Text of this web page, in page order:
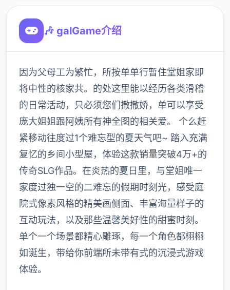
🎶 galGame介绍
因为父母工为繁忙，所按单单行暂住堂姐家即
将中性的核家共。的处这里能以经历各类滑稽
的日常活动，只必须您们撒撒娇，单可以享受
庞大姐姐跟阿姨所有神全图的相关爱。 个么赶
紧移动往度过1个难忘型的夏天气吧~ 踏入充满
复忆的乡间小型屋，体验这款销量突破4万+的
传奇SLG作品。在炎热的夏日里，与堂姐唯一
家度过独一空的二难忘的假期时刻光，感受庭
院式像素风格的精美画侧面、丰富海量样子的
互动玩法，以及那些温馨美好性的甜蜜时刻。
单个一个场景都精心雕琢，每一个角色都栩栩
如诞生，带给你前端所未带有式的沉浸式游戏
体验。